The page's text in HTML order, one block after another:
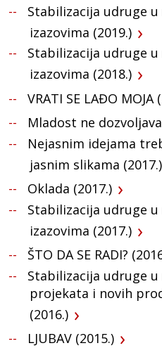
Stabilizacija udruge
izazovima (2019.)
Stabilizacija udruge
izazovima (2018.)
VRATI SE LAĐO MOJA
Mladost ne
Nejasnim idejama
jasnim slikama (2017.)
Oklada (2017.)
Stabilizacija udruge
izazovima (2017.)
ŠTO DA SE RADI?
Stabilizacija udruge
projekata i novih
(2016.)
LJUBAV (2015.)